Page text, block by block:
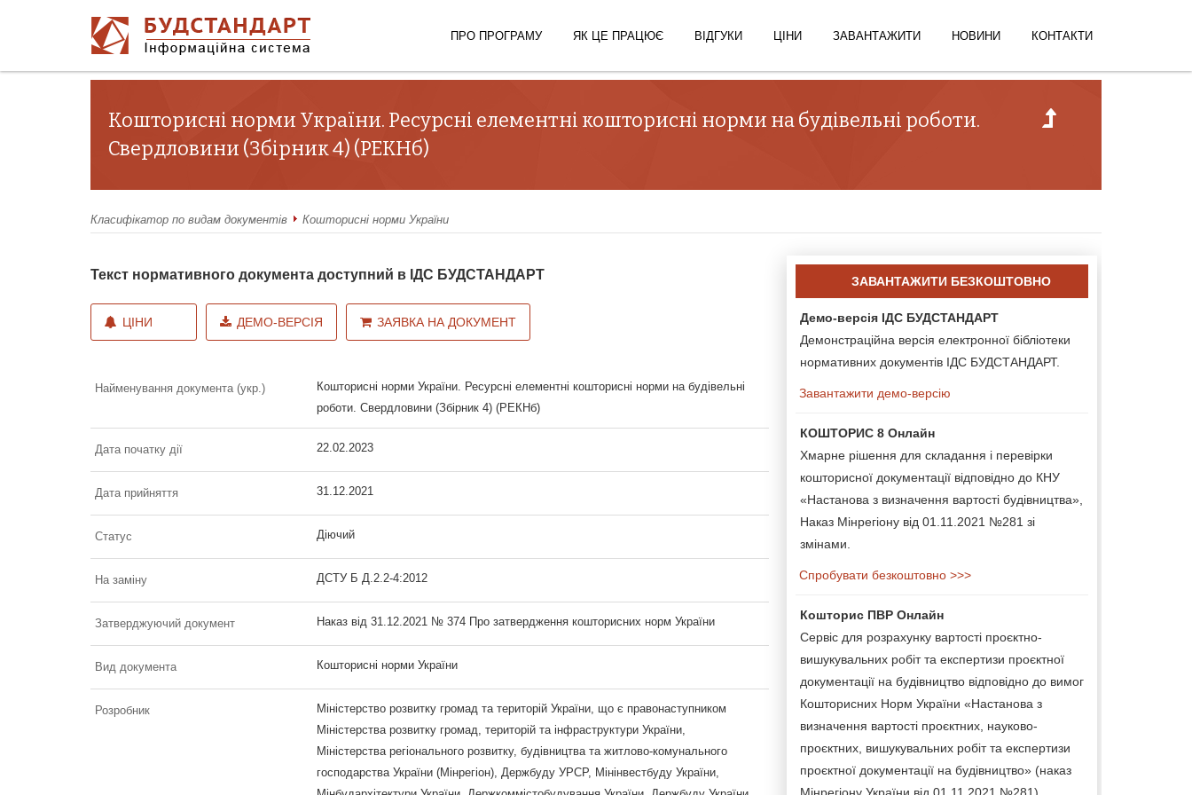
ПРО ПРОГРАМУ ЯК ЦЕ ПРАЦЮЄ ВІДГУКИ ЦІНИ ЗАВАНТАЖИТИ НОВИНИ КОНТАКТИ
Кошторисні норми України. Ресурсні елементні кошторисні норми на будівельні роботи.
Свердловини (Збірник 4) (РЕКНб)
Класифікатор по видам документів Кошторисні норми України
Текст нормативного документа доступний в ІДС БУДСТАНДАРТ
ЦІНИ ДЕМО-ВЕРСІЯ ЗАЯВКА НА ДОКУМЕНТ
Найменування документа (укр.)
Кошторисні норми України. Ресурсні елементні кошторисні норми на будівельні
роботи. Свердловини (Збірник 4) (РЕКНб)
Дата початку дії 22.02.2023
Дата прийняття 31.12.2021
Статус Діючий
На заміну ДСТУ Б Д.2.2-4:2012
Затверджуючий документ Наказ від 31.12.2021 № 374 Про затвердження кошторисних норм України
Вид документа Кошторисні норми України
Розробник
Міністерство розвитку громад та територій України, що є правонаступником
Міністерства розвитку громад, територій та інфраструктури України,
Міністерства регіонального розвитку, будівництва та житлово-комунального
господарства України (Мінрегіон), Держбуду УРСР, Мінінвестбуду України,
ЗАВАНТАЖИТИ БЕЗКОШТОВНО
Демо-версія ІДС БУДСТАНДАРТ
Демонстраційна версія електронної бібліотеки
нормативних документів ІДС БУДСТАНДАРТ.
Завантажити демо-версію
КОШТОРИС 8 Онлайн
Хмарне рішення для складання і перевірки
кошторисної документації відповідно до КНУ
«Настанова з визначення вартості будівництва»,
Наказ Мінрегіону від 01.11.2021 №281 зі
змінами.
Спробувати безкоштовно >>>
Кошторис ПВР Онлайн
Сервіс для розрахунку вартості проєктно-
вишукувальних робіт та експертизи проєктної
документації на будівництво відповідно до вимог
Кошторисних Норм України «Настанова з
визначення вартості проєктних, науково-
проєктних, вишукувальних робіт та експертизи
проєктної документації на будівництво» (наказ
Мінрегіону України від 01.11.2021 №281).